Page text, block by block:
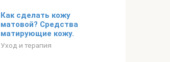
Как сделать кожу
матовой? Средства
матирующие кожу.
Уход и терапия